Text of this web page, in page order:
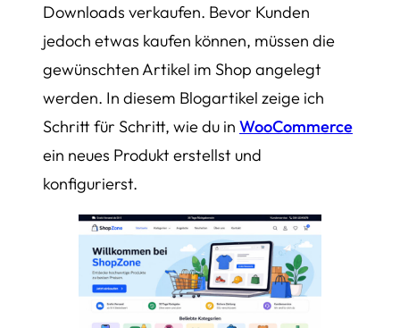
Downloads verkaufen. Bevor Kunden
jedoch etwas kaufen können, müssen die
gewünschten Artikel im Shop angelegt
werden. In diesem Blogartikel zeige ich
Schritt für Schritt, wie du in WooCommerce
ein neues Produkt erstellst und
konfigurierst.